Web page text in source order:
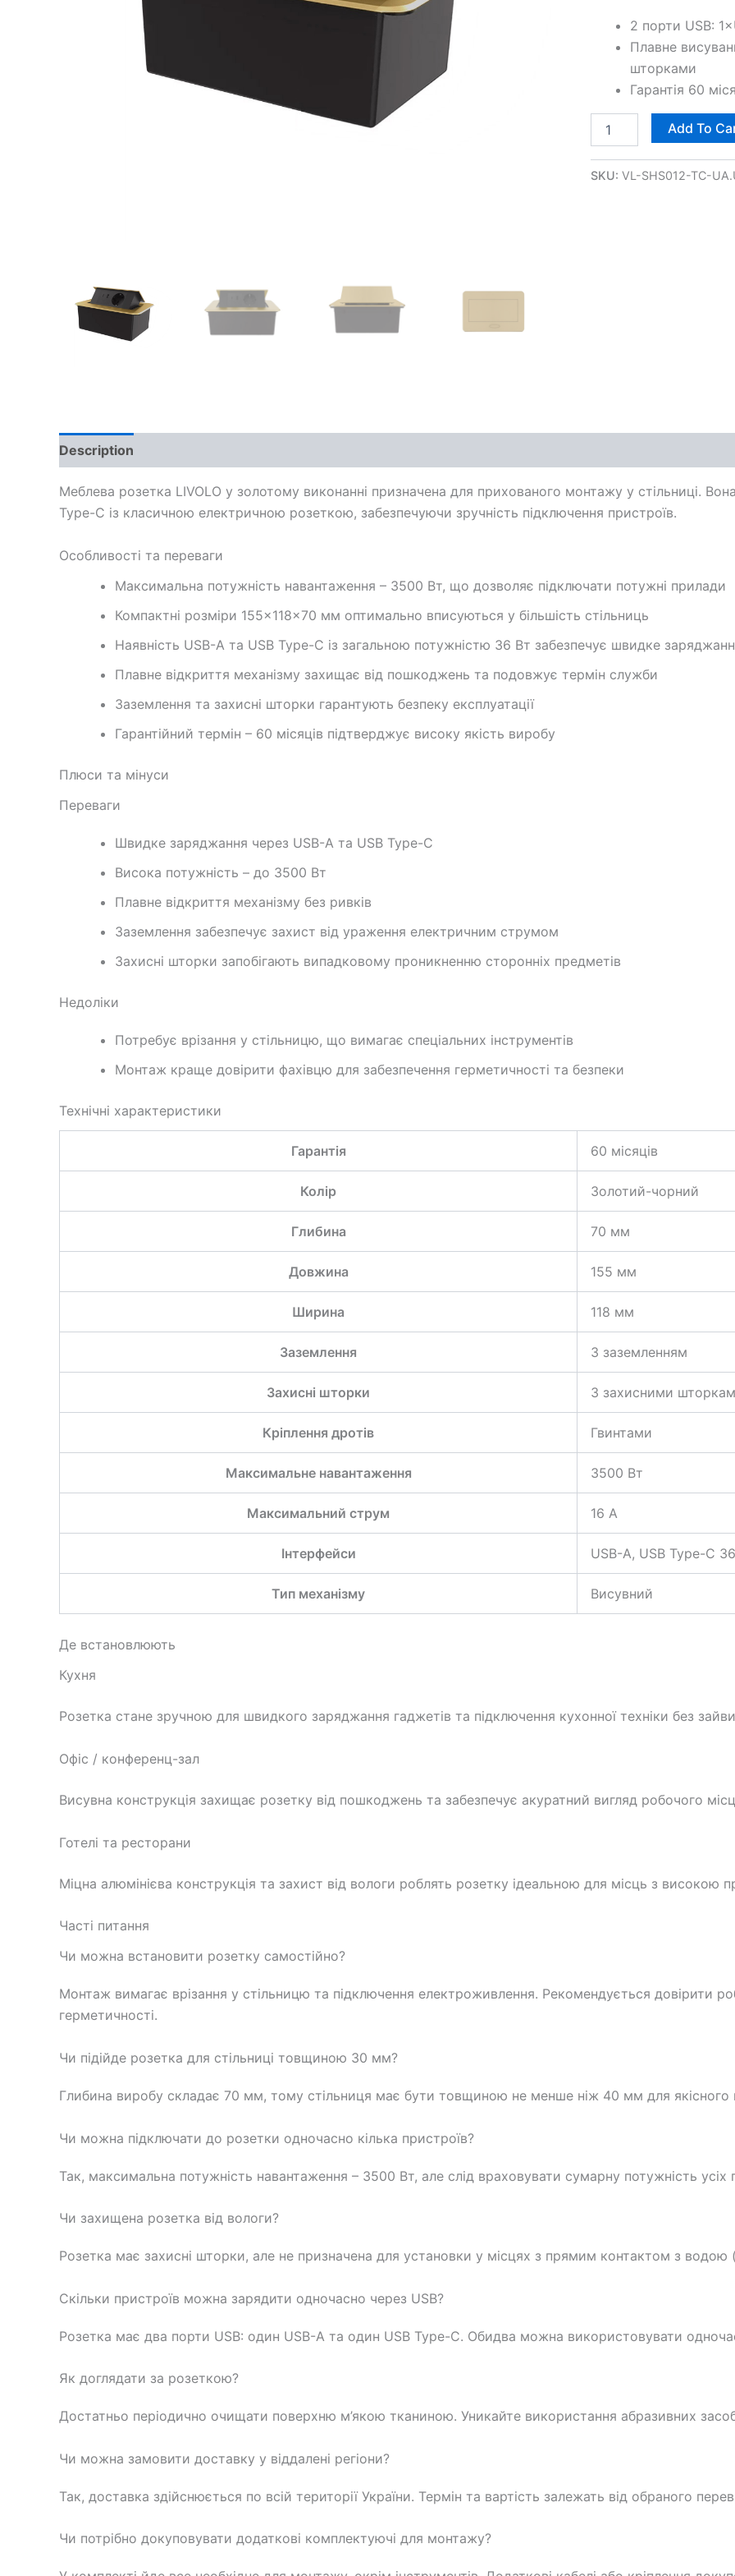
2 порти USB:
Плавне
шторками
Гарантія 60
quantity
Add To
SKU: VL-SHS012-TC-
Description
Меблева розетка LIVOLO у золотому виконанні призначена для прихованого монтажу у стільниці.
Type-C із класичною електричною розеткою, забезпечуючи зручність підключення пристроїв.
Особливості та переваги
Максимальна потужність навантаження – 3500 Вт, що дозволяє підключати потужні прилади
Компактні розміри 155×118×70 мм оптимально вписуються у більшість стільниць
Наявність USB-A та USB Type-C із загальною потужністю 36 Вт забезпечує швидке
Плавне відкриття механізму захищає від пошкоджень та подовжує термін служби
Заземлення та захисні шторки гарантують безпеку експлуатації
Гарантійний термін – 60 місяців підтверджує високу якість виробу
Плюси та мінуси
Переваги
Швидке заряджання через USB-A та USB Type-C
Висока потужність – до 3500 Вт
Плавне відкриття механізму без ривків
Заземлення забезпечує захист від ураження електричним струмом
Захисні шторки запобігають випадковому проникненню сторонніх предметів
Недоліки
Потребує врізання у стільницю, що вимагає спеціальних інструментів
Монтаж краще довірити фахівцю для забезпечення герметичності та безпеки
Технічні характеристики
Гарантія 60 місяців
Колір Золотий-чорний
Глибина 70 мм
Довжина 155 мм
Ширина 118 мм
Заземлення З заземленням
Захисні шторки З захисними
Кріплення дротів Гвинтами
Максимальне навантаження 3500 Вт
Максимальний струм 16 А
Інтерфейси USB-A, USB Type-C
Тип механізму Висувний
Де встановлюють
Кухня
Розетка стане зручною для швидкого заряджання гаджетів та підключення кухонної техніки без
Офіс / конференц-зал
Висувна конструкція захищає розетку від пошкоджень та забезпечує акуратний вигляд робочого
Готелі та ресторани
Міцна алюмінієва конструкція та захист від вологи роблять розетку ідеальною для місць з високою
Часті питання
Чи можна встановити розетку самостійно?
Монтаж вимагає врізання у стільницю та підключення електроживлення. Рекомендується довірити
герметичності.
Чи підійде розетка для стільниці товщиною 30 мм?
Глибина виробу складає 70 мм, тому стільниця має бути товщиною не менше ніж 40 мм для якісного
Чи можна підключати до розетки одночасно кілька пристроїв?
Так, максимальна потужність навантаження – 3500 Вт, але слід враховувати сумарну потужність усіх
Чи захищена розетка від вологи?
Розетка має захисні шторки, але не призначена для установки у місцях з прямим контактом з водою
Скільки пристроїв можна зарядити одночасно через USB?
Розетка має два порти USB: один USB-A та один USB Type-C. Обидва можна використовувати
Як доглядати за розеткою?
Достатньо періодично очищати поверхню м’якою тканиною. Уникайте використання абразивних
Чи можна замовити доставку у віддалені регіони?
Так, доставка здійснюється по всій території України. Термін та вартість залежать від обраного
Чи потрібно докуповувати додаткові комплектуючі для монтажу?